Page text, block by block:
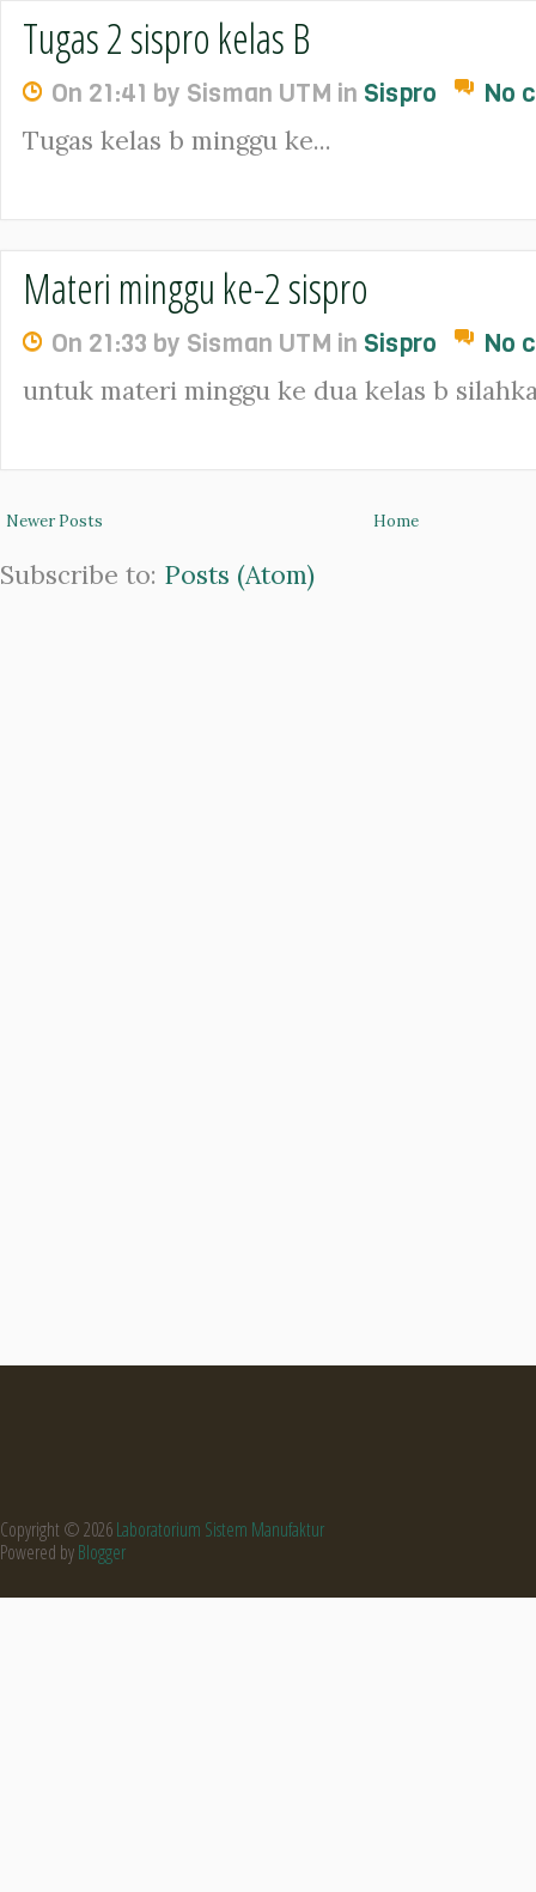
Tugas 2 sispro kelas B
On 21:41 by Sisman UTM in Sispro No
Tugas kelas b minggu ke...
Materi minggu ke-2 sispro
On 21:33 by Sisman UTM in Sispro No
untuk materi minggu ke dua kelas b
Newer Posts Home
Subscribe to: Posts (Atom)
Copyright ©2026Laboratorium Sistem Manufaktur
Powered byBlogger